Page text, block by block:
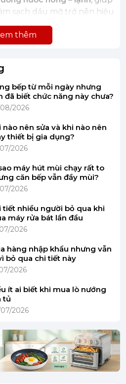
sạch dầu mỡ trở nên hiệu
vòi rửa chén Hafele
hiện đại:
thoải mái và tạo điểm
bếp.
Kết hợp đá granite
chrome/PVD bền đẹp,
vệ sinh.
hoạt:
bồn rửa dễ dàng.
Chuyển đổi nhanh giữa
để phù hợp với từng nhu
– lạnh:
khi rửa chén hoặc thực
tiết kiệm nước:
nước và tiết kiệm nước
bản
mm
vòi đến thân vòi:200 mm
lỗ lắp đặt:Ø34 mm
thêm
bếp từ mỗi ngày nhưng
đã biết chức năng này chưa?
2026
nào nên sửa và khi nào nên
thiết bị gia dụng?
2026
máy hút mùi chạy rất to
căn bếp vẫn đầy mùi?
2026
tiết nhiều người bỏ qua khi
máy rửa bát lần đầu
2026
hàng nhập khẩu nhưng vẫn
bỏ qua chi tiết này
2026
ít ai biết khi mua lò nướng
tủ
2026